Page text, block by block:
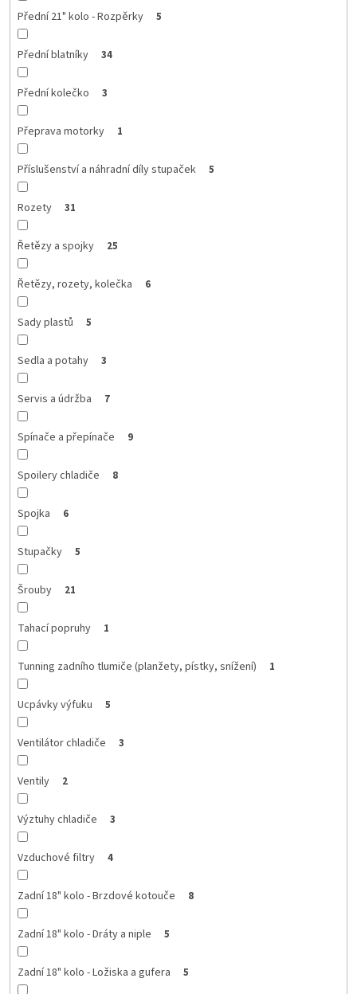
Přední 21" kolo - Rozpěrky 5
Přední blatníky 34
Přední kolečko 3
Přeprava motorky 1
Příslušenství a náhradní díly stupaček 5
Rozety 31
Řetězy a spojky 25
Řetězy, rozety, kolečka 6
Sady plastů 5
Sedla a potahy 3
Servis a údržba 7
Spínače a přepínače 9
Spoilery chladiče 8
Spojka 6
Stupačky 5
Šrouby 21
Tahací popruhy 1
Tunning zadního tlumiče (planžety, pístky, snížení) 1
Ucpávky výfuku 5
Ventilátor chladiče 3
Ventily 2
Výztuhy chladiče 3
Vzduchové filtry 4
Zadní 18" kolo - Brzdové kotouče 8
Zadní 18" kolo - Dráty a niple 5
Zadní 18" kolo - Ložiska a gufera 5